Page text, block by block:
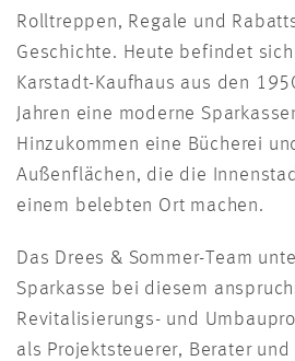
Rolltreppen, Regale und
Geschichte. Heute befindet
Karstadt-Kaufhaus aus den
Jahren eine moderne
Hinzukommen eine Bücherei
Außenflächen, die die
einem belebten Ort machen.
Das Drees & Sommer-Team
Sparkasse bei diesem
Revitalisierungs- und
als Projektsteuerer, Berater und